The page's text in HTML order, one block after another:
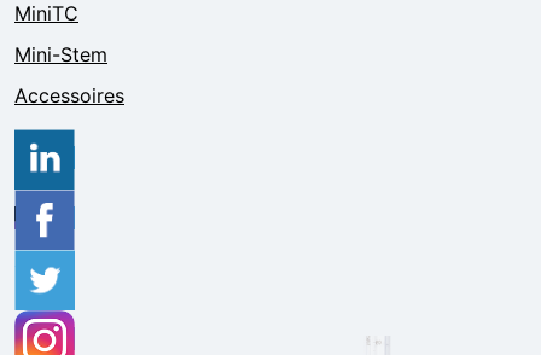
MiniTC
Mini-Stem
Accessoires